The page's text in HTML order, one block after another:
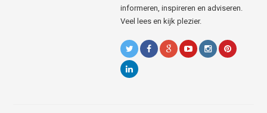
informeren, inspireren en adviseren.
Veel lees en kijk plezier.